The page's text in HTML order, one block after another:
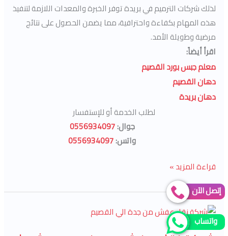
لذلك شركات الترميم في بريدة توفر الخبرة والمعدات اللازمة لتنفيذ
هذه المهام بكفاءة واحترافية، مما يضمن الحصول على نتائج
مرضية وطويلة الأمد.
اقرأ أيضاً:
معلم جبس بورد القصيم
دهان القصيم
دهان بريدة
لطلب الخدمة أو للإستفسار
جوال:0556934097
واتس:0556934097
قراءة المزيد »
شركة
نقل
إتصل الآن
واتساب